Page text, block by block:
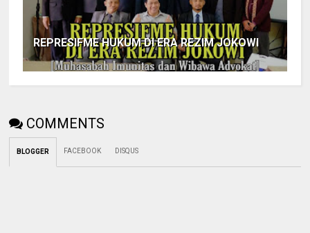
REPRESIFME HUKUM DI ERA REZIM JOKOWI
COMMENTS
BLOGGER FACEBOOK DISQUS